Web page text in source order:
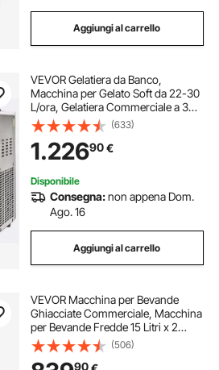
Aggiungi al carrello
VEVOR Gelatiera da Banco,
Macchina per Gelato Soft da 22-30
L/ora, Gelatiera Commerciale a 3
Gusti con Accessori Completi,
Utilizzo per Gelato Soft
(633)
1.22690€
Disponibile
Consegna:non appena Dom.
Ago. 16
Aggiungi al carrello
VEVOR Macchina per Bevande
Ghiacciate Commerciale, Macchina
per Bevande Fredde 15 Litri x 2
Drink Frullati Margarita in Acciaio
Inox, Frullatore per Slush per Feste
(506)
90